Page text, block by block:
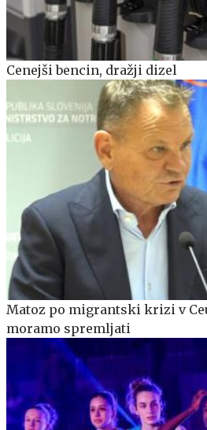
Cenejši bencin, dražji dizel
Matoz po migrantski krizi v
moramo spremljati